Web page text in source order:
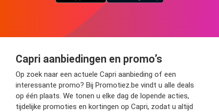
Capri aanbiedingen en promo’s
Op zoek naar een actuele Capri aanbieding of een
interessante promo? Bij Promotiez.be vindt u alle deals
op één plaats. We tonen u elke dag de lopende acties,
tijdelijke promoties en kortingen op Capri, zodat u altijd